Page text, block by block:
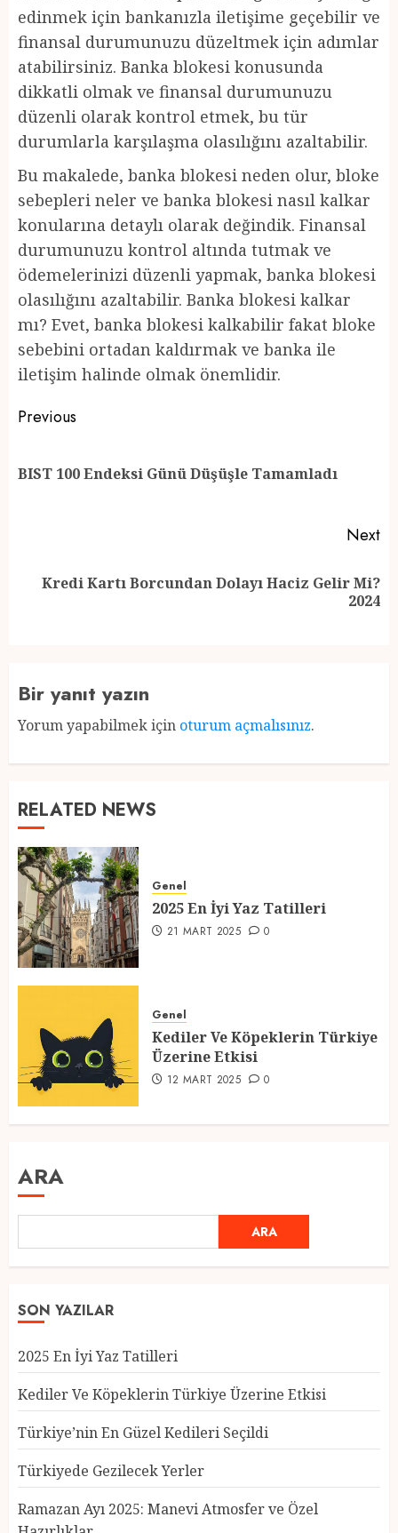
edinmek için bankanızla iletişime geçebilir ve
finansal durumunuzu düzeltmek için adımlar
atabilirsiniz. Banka blokesi konusunda
dikkatli olmak ve finansal durumunuzu
düzenli olarak kontrol etmek, bu tür
durumlarla karşılaşma olasılığını azaltabilir.
Bu makalede, banka blokesi neden olur, bloke
sebepleri neler ve banka blokesi nasıl kalkar
konularına detaylı olarak değindik. Finansal
durumunuzu kontrol altında tutmak ve
ödemelerinizi düzenli yapmak, banka blokesi
olasılığını azaltabilir. Banka blokesi kalkar
mı? Evet, banka blokesi kalkabilir fakat bloke
sebebini ortadan kaldırmak ve banka ile
iletişim halinde olmak önemlidir.
Post
Previous
BIST 100 Endeksi Günü Düşüşle Tamamladı
Next
NextKredi Kartı Borcundan Dolayı Haciz Gelir Mi?
2024
Bir yanıt yazın
Yorum yapabilmek için oturum açmalısınız.
RELATED NEWS
Genel
2025 En İyi Yaz Tatilleri
21 MART 2025 0
Genel
Kediler Ve Köpeklerin Türkiye
Üzerine Etkisi
12 MART 2025 0
ARA
ARA
SON YAZILAR
2025 En İyi Yaz Tatilleri
Kediler Ve Köpeklerin Türkiye Üzerine Etkisi
Türkiye’nin En Güzel Kedileri Seçildi
Türkiyede Gezilecek Yerler
Ramazan Ayı 2025: Manevi Atmosfer ve Özel
Türkiye’nin En Güzel Kedileri
Seçildi
12 MART 2025